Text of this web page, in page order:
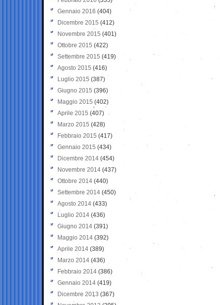
Gennaio 2016 (404)
Dicembre 2015 (412)
Novembre 2015 (401)
Ottobre 2015 (422)
Settembre 2015 (419)
Agosto 2015 (416)
Luglio 2015 (387)
Giugno 2015 (396)
Maggio 2015 (402)
Aprile 2015 (407)
Marzo 2015 (428)
Febbraio 2015 (417)
Gennaio 2015 (434)
Dicembre 2014 (454)
Novembre 2014 (437)
Ottobre 2014 (440)
Settembre 2014 (450)
Agosto 2014 (433)
Luglio 2014 (436)
Giugno 2014 (391)
Maggio 2014 (392)
Aprile 2014 (389)
Marzo 2014 (436)
Febbraio 2014 (386)
Gennaio 2014 (419)
Dicembre 2013 (367)